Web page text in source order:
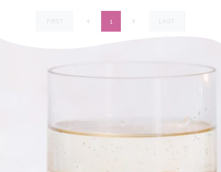
FIRST 1 LAST